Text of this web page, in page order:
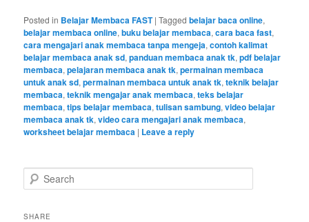
Posted in Belajar Membaca FAST |Tagged belajar baca online,
belajar membaca online,buku belajar membaca,cara baca fast,
cara mengajari anak membaca tanpa mengeja,contoh kalimat
belajar membaca anak sd,panduan membaca anak tk,pdf belajar
membaca,pelajaran membaca anak tk,permainan membaca
untuk anak sd,permainan membaca untuk anak tk,teknik belajar
membaca,teknik mengajar anak membaca,teks belajar
membaca,tips belajar membaca,tulisan sambung,video belajar
membaca anak tk,video cara mengajari anak membaca,
worksheet belajar membaca | Leave a reply
e
rSHARE